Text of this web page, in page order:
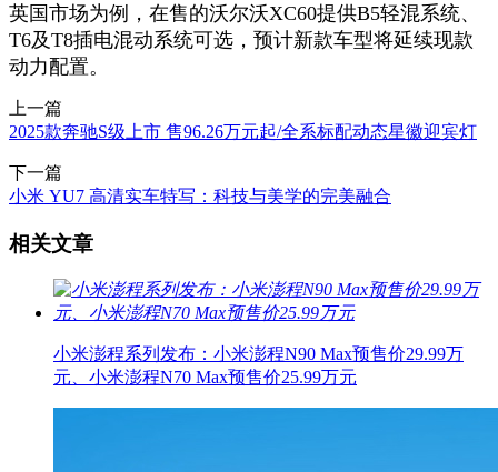
英国市场为例，在售的沃尔沃XC60提供B5轻混系统、
T6及T8插电混动系统可选，预计新款车型将延续现款
动力配置。
上一篇
2025款奔驰S级上市 售96.26万元起/全系标配动态星徽迎宾灯
下一篇
小米 YU7 高清实车特写：科技与美学的完美融合
相关文章
小米澎程系列发布：小米澎程N90 Max预售价29.99万
元、小米澎程N70 Max预售价25.99万元